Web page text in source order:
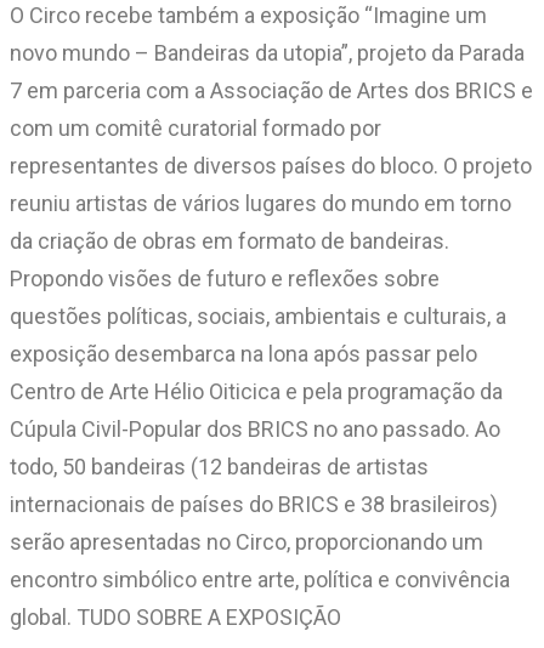
O Circo recebe também a exposição “Imagine um
novo mundo – Bandeiras da utopia”, projeto da Parada
7 em parceria com a Associação de Artes dos BRICS e
com um comitê curatorial formado por
representantes de diversos países do bloco. O projeto
reuniu artistas de vários lugares do mundo em torno
da criação de obras em formato de bandeiras.
Propondo visões de futuro e reflexões sobre
questões políticas, sociais, ambientais e culturais, a
exposição desembarca na lona após passar pelo
Centro de Arte Hélio Oiticica e pela programação da
Cúpula Civil-Popular dos BRICS no ano passado. Ao
todo, 50 bandeiras (12 bandeiras de artistas
internacionais de países do BRICS e 38 brasileiros)
serão apresentadas no Circo, proporcionando um
encontro simbólico entre arte, política e convivência
global. TUDO SOBRE A EXPOSIÇÃO